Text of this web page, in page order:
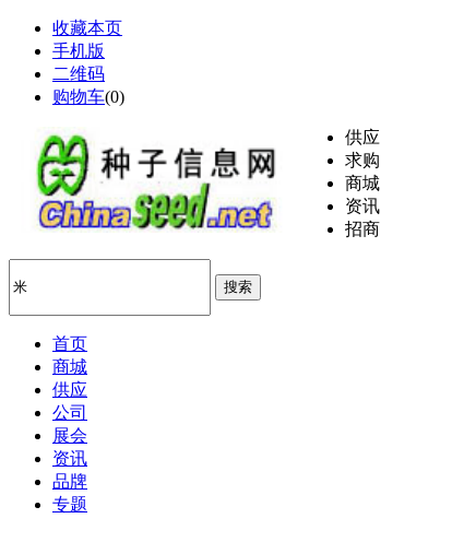
收藏本页
手机版
二维码
购物车(0)
供应
求购
商城
资讯
招商
搜索
首页
商城
供应
公司
展会
资讯
品牌
专题